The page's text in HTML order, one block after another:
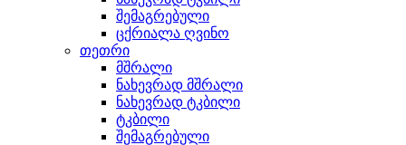
შემაგრებული
ცქრიალა ღვინო
თეთრი
მშრალი
ნახევრად მშრალი
ნახევრად ტკბილი
ტკბილი
შემაგრებული